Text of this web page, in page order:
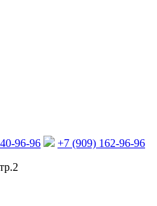
96-96
+7 (909) 162-96-96